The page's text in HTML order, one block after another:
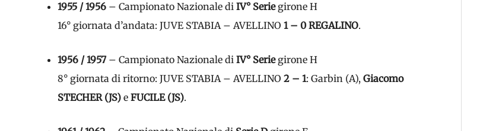
1955 / 1956 – Campionato Nazionale di IV° Seriegirone H
16° giornata d’andata: JUVE STABIA – AVELLINO 1 – 0 REGALINO.
1956 / 1957– Campionato Nazionale di IV° Seriegirone H
8° giornata di ritorno: JUVE STABIA – AVELLINO 2 – 1: Garbin (A), Giacomo
STECHER (JS) e FUCILE (JS).